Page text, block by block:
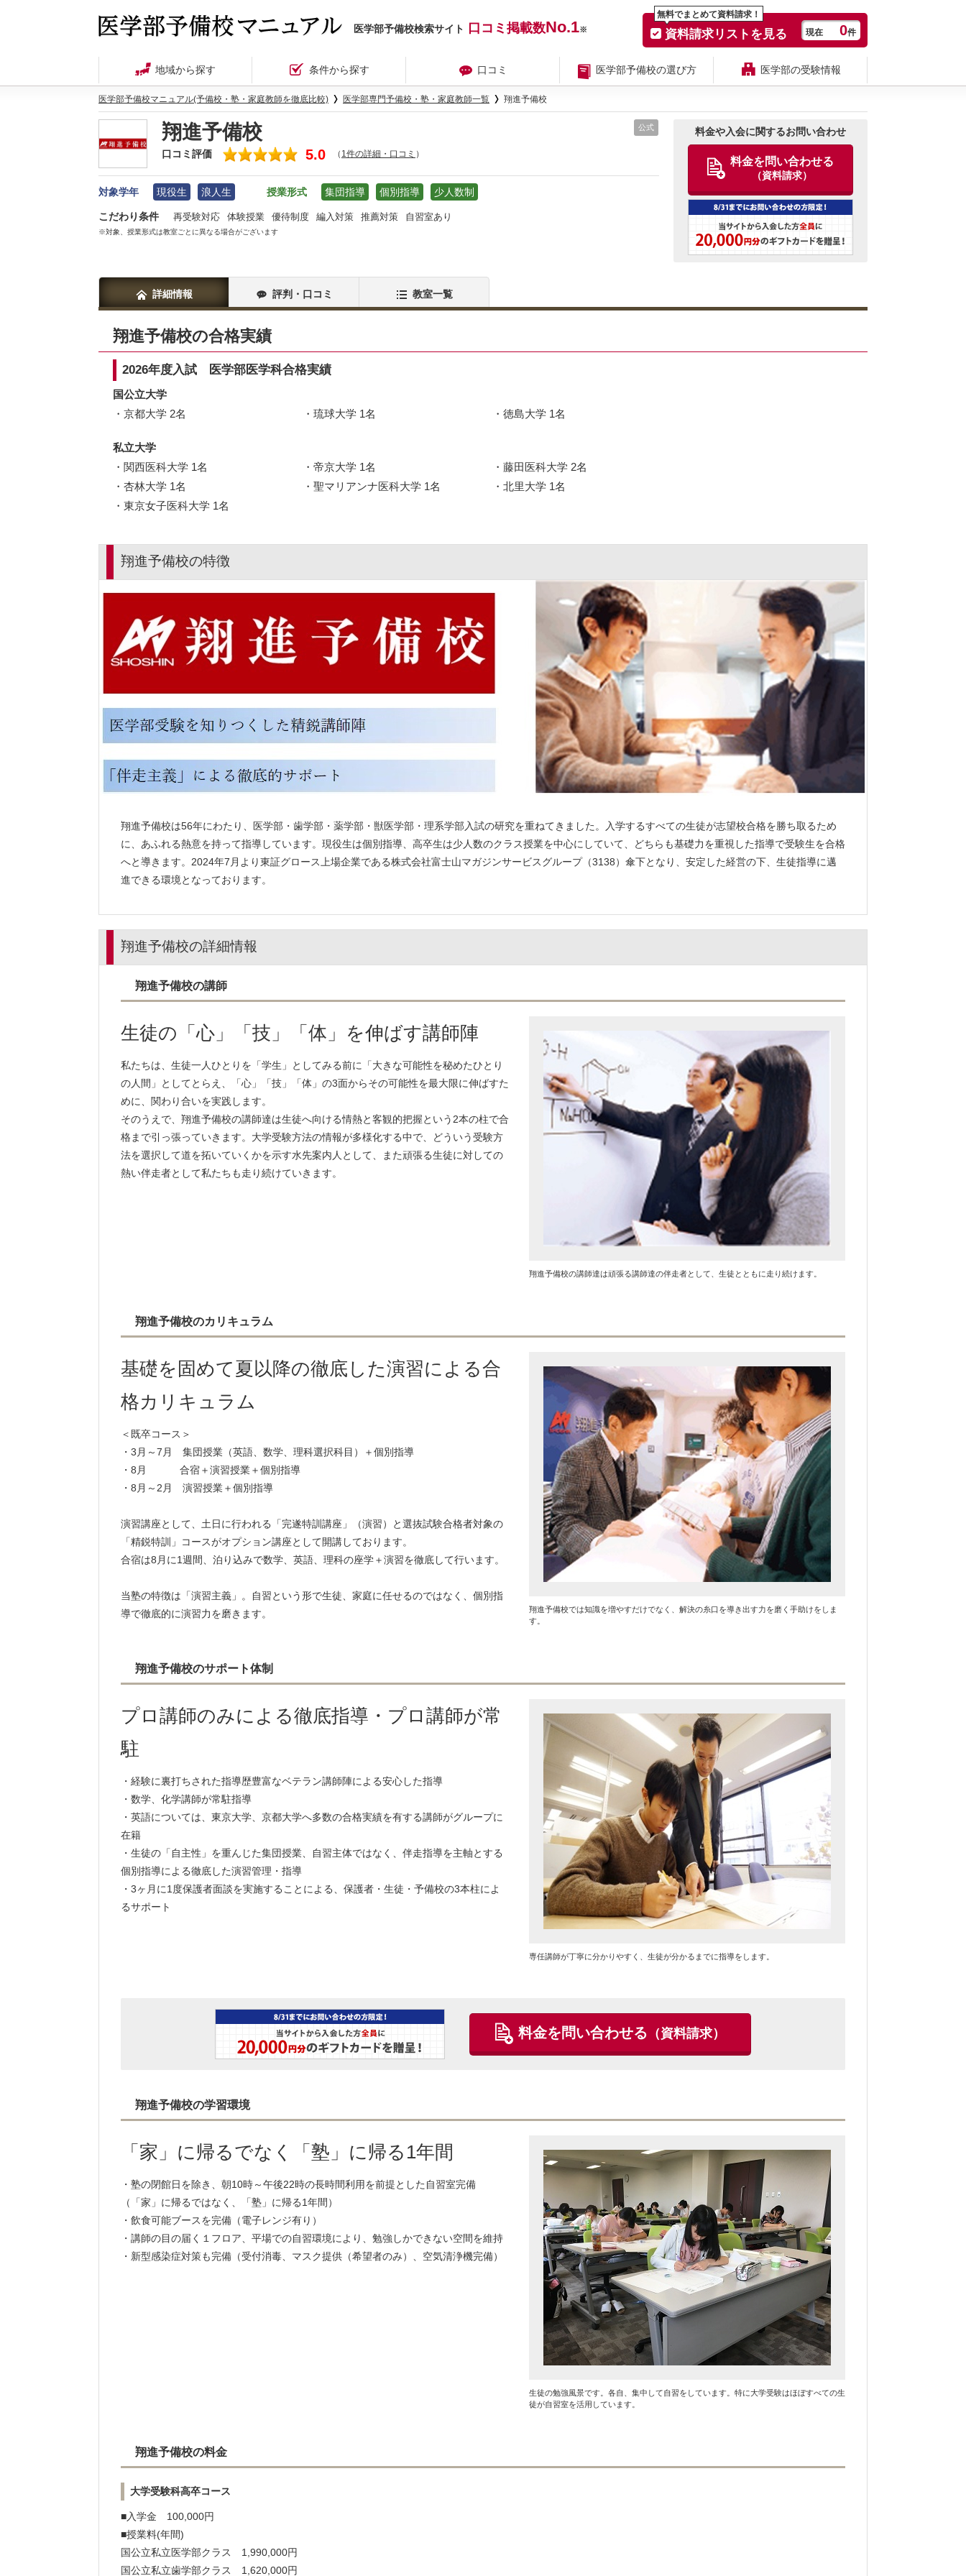
医学部予備校検索サイト 口コミ掲載数No.1※
無料でまとめて資料請求！
資料請求リストを見る 現在 0件
地域から探す 条件から探す 口コミ 医学部予備校の選び方 医学部の受験情報
医学部予備校マニュアル(予備校・塾・家庭教師を徹底比較) 医学部専門予備校・塾・家庭教師一覧 翔進予備校
翔進予備校
口コミ評価 5.0 （ 1件の詳細・口コミ ）
公式
対象学年 現役生 浪人生 授業形式 集団指導 個別指導 少人数制
こだわり条件 再受験対応 体験授業 優待制度 編入対策 推薦対策 自習室あり
※対象、授業形式は教室ごとに異なる場合がございます
料金や入会に関するお問い合わせ
料金を問い合わせる
（資料請求）
詳細情報 評判・口コミ 教室一覧
翔進予備校の合格実績
2026年度入試 医学部医学科合格実績
国公立大学
京都大学 2名
琉球大学 1名 徳島大学 1名
私立大学
関西医科大学 1名
帝京大学 1名
藤田医科大学 2名
杏林大学 1名
聖マリアンナ医科大学 1名
北里大学 1名
東京女子医科大学 1名
翔進予備校の特徴
翔進予備校は56年にわたり、医学部・歯学部・薬学部・獣医学部・理系学部入試の研究を重ねてきました。入学するすべての生徒が志望校合格を勝ち取るため
に、あふれる熱意を持って指導しています。現役生は個別指導、高卒生は少人数のクラス授業を中心にしていて、どちらも基礎力を重視した指導で受験生を合格
へと導きます。2024年7月より東証グロース上場企業である株式会社富士山マガジンサービスグループ（3138）傘下となり、安定した経営の下、生徒指導に邁
進できる環境となっております。
翔進予備校の詳細情報
翔進予備校の講師
生徒の「心」「技」「体」を伸ばす講師陣
私たちは、生徒一人ひとりを「学生」としてみる前に「大きな可能性を秘めたひとり
の人間」としてとらえ、「心」「技」「体」の3面からその可能性を最大限に伸ばすた
めに、関わり合いを実践します。
そのうえで、翔進予備校の講師達は生徒へ向ける情熱と客観的把握という2本の柱で合
格まで引っ張っていきます。大学受験方法の情報が多様化する中で、どういう受験方
法を選択して道を拓いていくかを示す水先案内人として、また頑張る生徒に対しての
熱い伴走者として私たちも走り続けていきます。
翔進予備校の講師達は頑張る講師達の伴走者として、生徒とともに走り続けます。
翔進予備校のカリキュラム
基礎を固めて夏以降の徹底した演習による合
格カリキュラム
＜既卒コース＞
・3月～7月 集団授業（英語、数学、理科選択科目）＋個別指導
・8月 合宿＋演習授業＋個別指導
・8月～2月 演習授業＋個別指導
演習講座として、土日に行われる「完遂特訓講座」（演習）と選抜試験合格者対象の
「精鋭特訓」コースがオプション講座として開講しております。
合宿は8月に1週間、泊り込みで数学、英語、理科の座学＋演習を徹底して行います。
当塾の特徴は「演習主義」。自習という形で生徒、家庭に任せるのではなく、個別指
導で徹底的に演習力を磨きます。
翔進予備校では知識を増やすだけでなく、解決の糸口を導き出す力を磨く手助けをしま
す。
翔進予備校のサポート体制
プロ講師のみによる徹底指導・プロ講師が常
駐
・経験に裏打ちされた指導歴豊富なベテラン講師陣による安心した指導
・数学、化学講師が常駐指導
・英語については、東京大学、京都大学へ多数の合格実績を有する講師がグループに
在籍
・生徒の「自主性」を重んじた集団授業、自習主体ではなく、伴走指導を主軸とする
個別指導による徹底した演習管理・指導
・3ヶ月に1度保護者面談を実施することによる、保護者・生徒・予備校の3本柱によ
るサポート
専任講師が丁寧に分かりやすく、生徒が分かるまでに指導をします。
料金を問い合わせる （資料請求）
翔進予備校の学習環境
「家」に帰るでなく「塾」に帰る1年間
・塾の閉館日を除き、朝10時～午後22時の長時間利用を前提とした自習室完備
（「家」に帰るではなく、「塾」に帰る1年間）
・飲食可能ブースを完備（電子レンジ有り）
・講師の目の届く１フロア、平場での自習環境により、勉強しかできない空間を維持
・新型感染症対策も完備（受付消毒、マスク提供（希望者のみ）、空気清浄機完備）
生徒の勉強風景です。各自、集中して自習をしています。特に大学受験はほぼすべての生
徒が自習室を活用しています。
翔進予備校の料金
大学受験科高卒コース
■入学金 100,000円
■授業料(年間)
国公立私立医学部クラス 1,990,000円
国公立私立歯学部クラス 1,620,000円